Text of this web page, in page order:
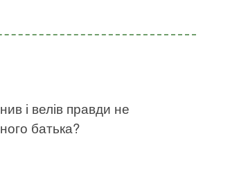
і велів правди не
батька?